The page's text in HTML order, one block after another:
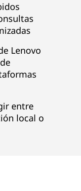
Lenovo
entre
local o